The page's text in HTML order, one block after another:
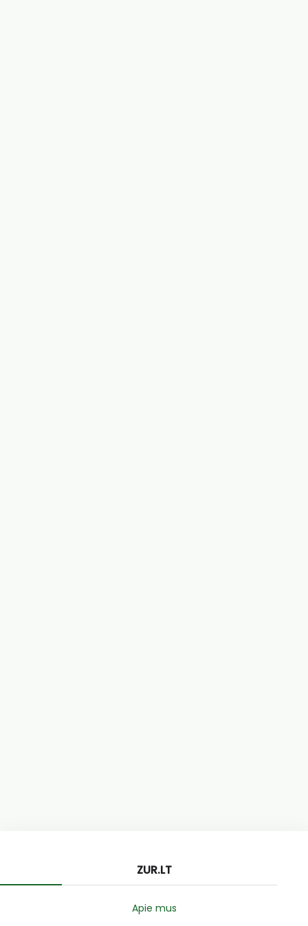
ZUR.LT
Apie mus